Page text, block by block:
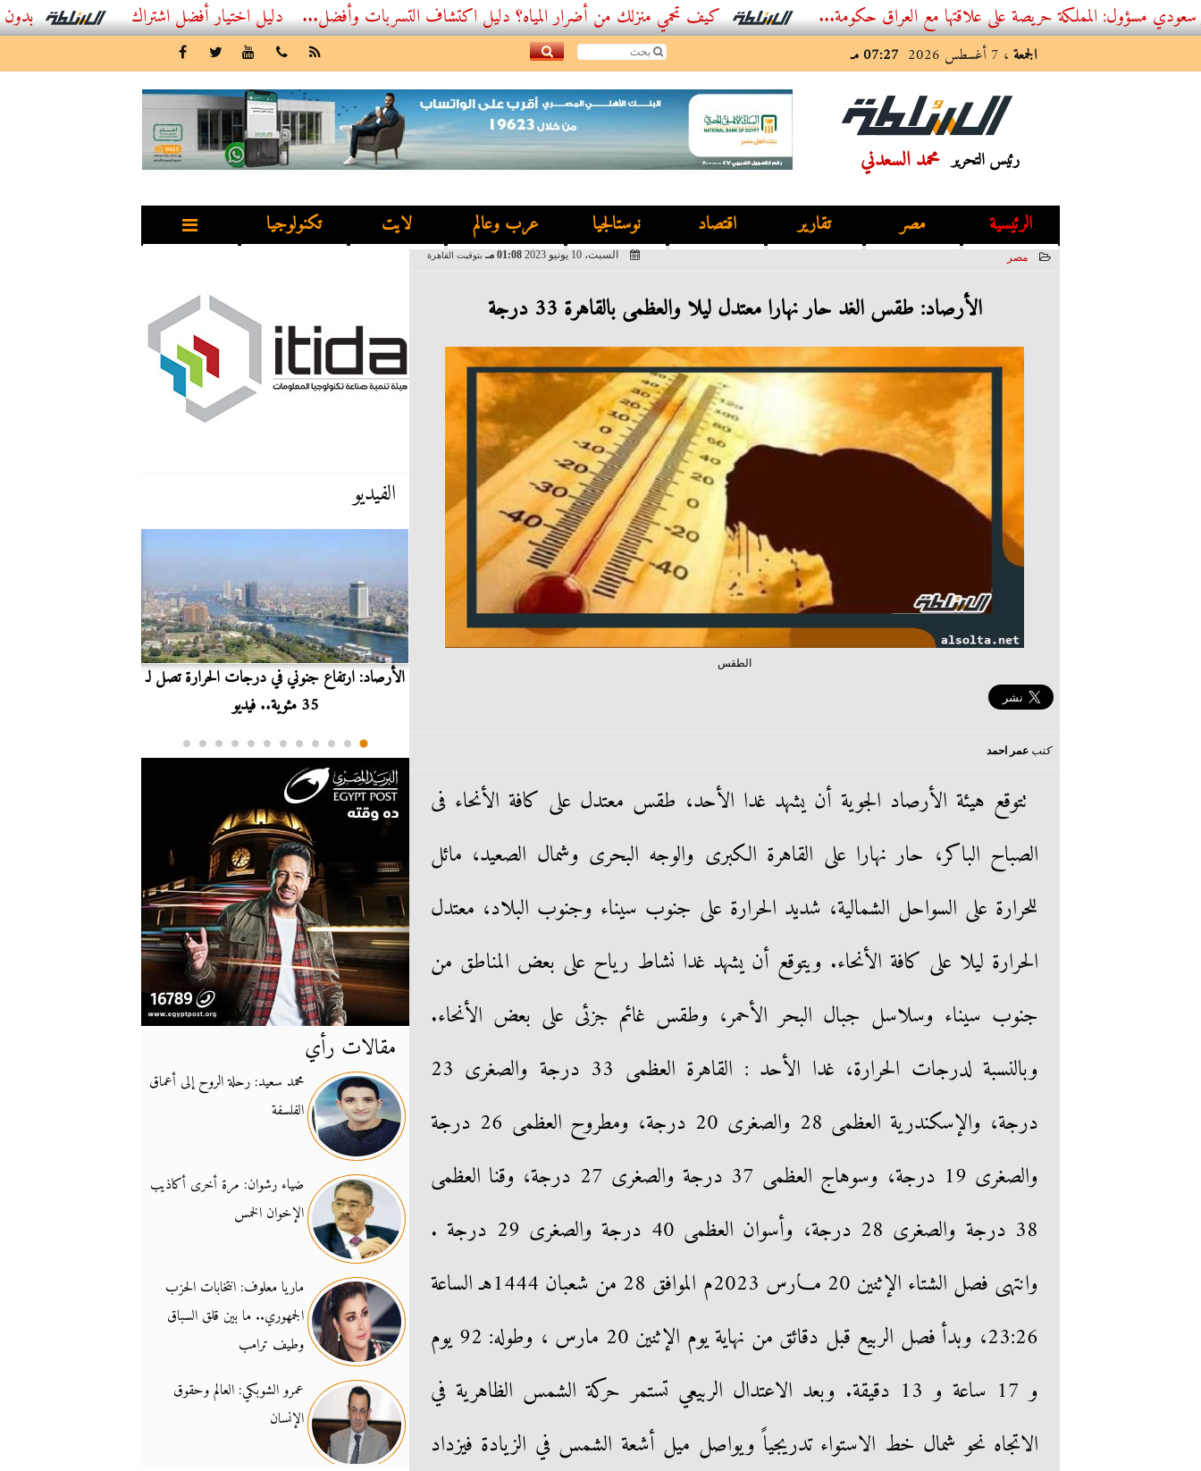
أفضل اشتراك IPTV بدون تقطيع 2026 – دليل المشاهد العصري المملكة حريصة على علاقتها مع العراق حكومة... كيف تحمي منزلك من أضرار المياه؟ دليل اكتشاف التسربات وأفضل...
الجمعة ، 7 أغسطس 2026 07:27 مـ
رئيس التحرير محمد السعدني
الرئيسية مصر تقارير اقتصاد نوستالجيا عرب وعالم لايت تكنولوجيا
مصر السبت، 10 يونيو 2023 01:08 مـ بتوقيت القاهرة
الأرصاد: طقس الغد حار نهارا معتدل ليلا والعظمى بالقاهرة 33 درجة
الطقس
كتب عمر احمد
تتوقع هيئة الأرصاد الجوية أن يشهد غدا الأحد، طقس معتدل على كافة الأنحاء فى
الصباح الباكر، حار نهارا على القاهرة الكبرى والوجه البحرى وشمال الصعيد، مائل
للحرارة على السواحل الشمالية، شديد الحرارة على جنوب سيناء وجنوب البلاد، معتدل
الحرارة ليلا على كافة الأنحاء. ويتوقع أن يشهد غدا نشاط رياح على بعض المناطق من
جنوب سيناء وسلاسل جبال البحر الأحمر، وطقس غائم جزئى على بعض الأنحاء.
وبالنسبة لدرجات الحرارة، غدا الأحد : القاهرة العظمى 33 درجة والصغرى 23
درجة، والإسكندرية العظمى 28 والصغرى 20 درجة، ومطروح العظمى 26 درجة
والصغرى 19 درجة، وسوهاج العظمى 37 درجة والصغرى 27 درجة، وقنا العظمى
38 درجة والصغرى 28 درجة، وأسوان العظمى 40 درجة والصغرى 29 درجة .
وانتهى فصل الشتاء الإثنين 20 مـارس 2023م الموافق 28 من شعبان 1444هـ الساعة
23:26، وبدأ فصل الربيع قبل دقائق من نهاية يوم الإثنين 20 مارس ، وطوله: 92 يوم
و 17 ساعة و 13 دقيقة. وبعد الاعتدال الربيعي تستمر حركة الشمس الظاهرية في
الاتجاه نحو شمال خط الاستواء تدريجياً ويواصل ميل أشعة الشمس في الزيادة فيزداد
الفيديو
الأرصاد: ارتفاع جنوني في درجات الحرارة تصل لـ
35 مئوية.. فيديو
مقالات رأي
محمد سعيد: رحلة الروح إلى أعماق
الفلسفة
ضياء رشوان: مرة أخرى أكاذيب
الإخوان الخمس
ماريا معلوف: انتخابات الحزب
الجمهوري.. ما بين قلق السباق
وطيف ترامب
عمرو الشوبكي: العالم وحقوق
الإنسان